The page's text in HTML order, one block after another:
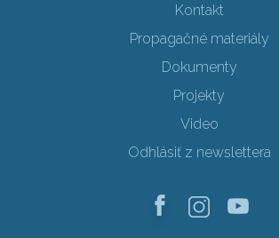
Kontakt
Propagačné materiály
Dokumenty
Projekty
Video
Odhlásiť z newslettera